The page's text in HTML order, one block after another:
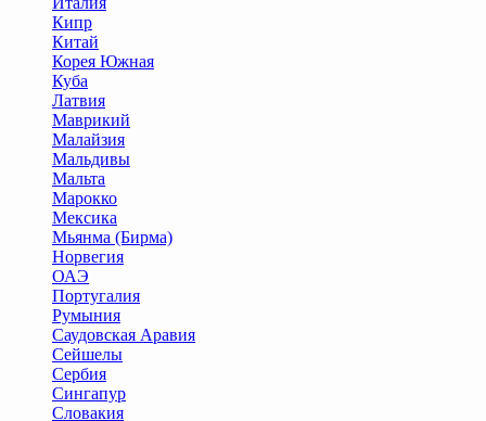
Кипр
Китай
Корея Южная
Куба
Латвия
Маврикий
Малайзия
Мальдивы
Мальта
Марокко
Мексика
Мьянма (Бирма)
Норвегия
ОАЭ
Португалия
Румыния
Саудовская Аравия
Сейшелы
Сербия
Сингапур
Словакия